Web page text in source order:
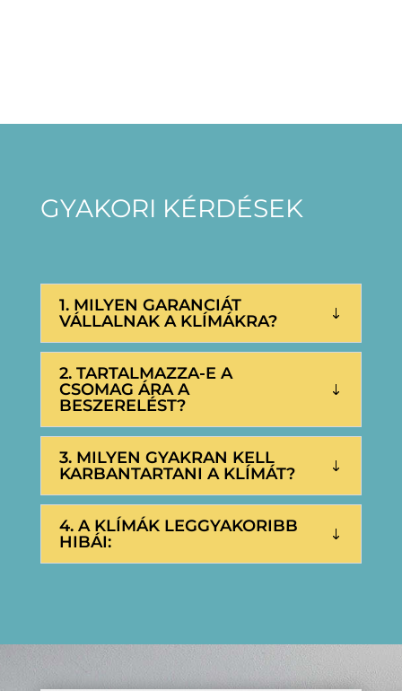
GYAKORI KÉRDÉSEK
1. MILYEN GARANCIÁT
VÁLLALNAK A KLÍMÁKRA?
2. TARTALMAZZA-E A
CSOMAG ÁRA A
BESZERELÉST?
3. MILYEN GYAKRAN KELL
KARBANTARTANI A KLÍMÁT?
4. A KLÍMÁK LEGGYAKORIBB
HIBÁI: